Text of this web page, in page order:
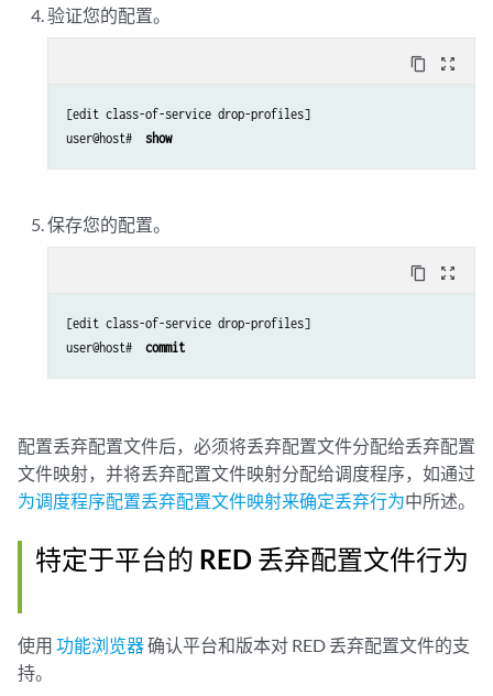
验证您的配置。
content_copy zoom_out_map
[edit class-of-service drop-profiles]
user@host# show
保存您的配置。
content_copy zoom_out_map
[edit class-of-service drop-profiles]
user@host# commit
配置丢弃配置文件后，必须将丢弃配置文件分配给丢弃配置
文件映射，并将丢弃配置文件映射分配给调度程序，如通过
为调度程序配置丢弃配置文件映射来确定丢弃行为中所述。
特定于平台的 RED 丢弃配置文件行为
使用 功能浏览器确认平台和版本对 RED 丢弃配置文件的支
持。